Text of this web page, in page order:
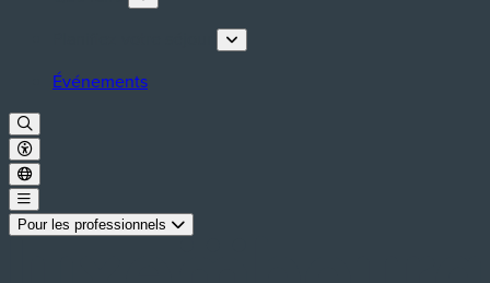
Événements
Pour les professionnels